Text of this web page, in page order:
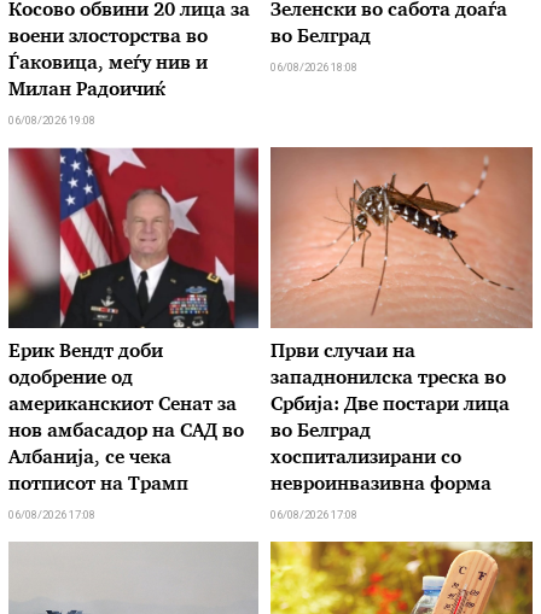
Косово обвини 20 лица за
воени злосторства во
Ѓаковица, меѓу нив и
Милан Радоичиќ
06/08/2026 19:08
Зеленски во сабота доаѓа
во Белград
06/08/2026 18:08
Ерик Вендт доби
одобрение од
американскиот Сенат за
нов амбасадор на САД во
Албанија, се чека
потписот на Трамп
06/08/2026 17:08
Први случаи на
западнонилска треска во
Србија: Две постари лица
во Белград
хоспитализирани со
невроинвазивна форма
06/08/2026 17:08